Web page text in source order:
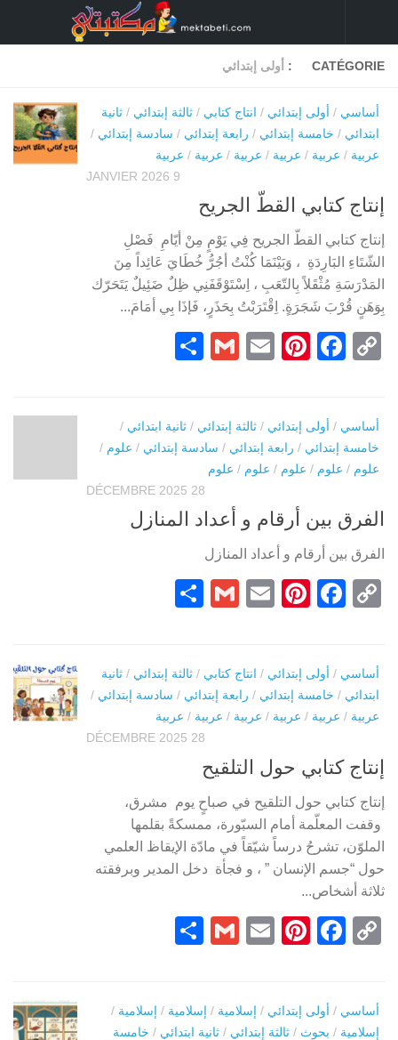
Skip to content
CATÉGORIE : أولى إبتدائي
أساسي / أولى إبتدائي / انتاج كتابي / ثالثة إبتدائي / ثانية
ابتدائي / خامسة إبتدائي / رابعة إبتدائي / سادسة إبتدائي /
عربية / عربية / عربية / عربية / عربية / عربية
9 JANVIER 2026
إنتاج كتابي القطّ الجريح
إنتاج كتابي القطّ الجريح فِي يَوْمٍ مِنْ أيّامِ فَصْلِ
الشّتَاءِ البَارِدَةِ ، وَبَيْنَمَا كُنْتُ أجُرُّ خُطَايَ عَائِداً مِنَ
المَدْرَسَةِ مُثْقَلاً بِالتّعَبِ ، اِسْتَوْقَفَنِي ظِلٌ ضَئِيلٌ يَتَحَرّك
بِوَهَنٍ قُرْبَ شَجَرَةٍ. اِقْتَرَبْتُ بِحَذَرٍ، فَإذَا بِي أمَامَ...
Copy
Facebook
Pinterest
Email
Gmail
أساسي / أولى إبتدائي / ثالثة إبتدائي / ثانية ابتدائي /
خامسة إبتدائي / رابعة إبتدائي / سادسة إبتدائي / علوم /
علوم / علوم / علوم / علوم / علوم
28 DÉCEMBRE 2025
الفرق بين أرقام و أعداد المنازل
الفرق بين أرقام و أعداد المنازل
Copy
Facebook
Pinterest
Email
Gmail
أساسي / أولى إبتدائي / انتاج كتابي / ثالثة إبتدائي / ثانية
ابتدائي / خامسة إبتدائي / رابعة إبتدائي / سادسة إبتدائي /
عربية / عربية / عربية / عربية / عربية / عربية
28 DÉCEMBRE 2025
إنتاج كتابي حول التلقيح
إنتاج كتابي حول التلقيح في صباحٍ يوم مشرق،
وقفت المعلّمة أمام السبّورة، ممسكةً بقلمها
الملوّن، تشرحُ درساً شيّقاً في مادّة الإيقاظ العلمي
حول “جسم الإنسان ” ، و فجأة دخل المدير وبرفقته
ثلاثة أشخاص...
Copy
Facebook
Pinterest
Email
Gmail
أساسي / أولى إبتدائي / إسلامية / إسلامية / إسلامية /
إسلامية / بحوث / ثالثة إبتدائي / ثانية ابتدائي / خامسة